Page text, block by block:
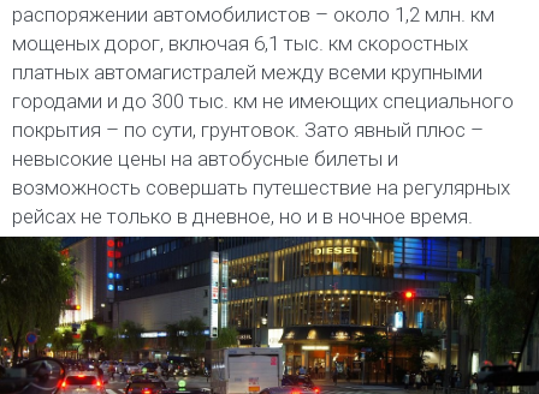
распоряжении автомобилистов – около 1,2 млн. км
мощеных дорог, включая 6,1 тыс. км скоростных
платных автомагистралей между всеми крупными
городами и до 300 тыс. км не имеющих специального
покрытия – по сути, грунтовок. Зато явный плюс –
невысокие цены на автобусные билеты и
возможность совершать путешествие на регулярных
рейсах не только в дневное, но и в ночное время.